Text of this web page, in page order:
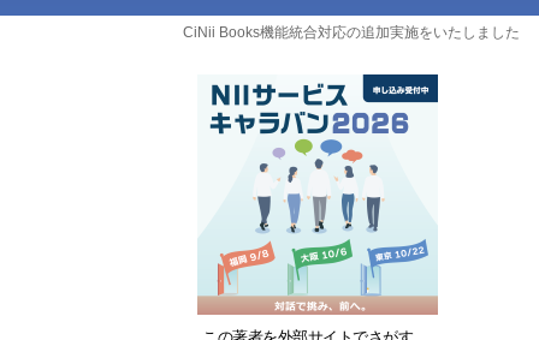
CiNii Books機能統合対応の追加実施をいたしました